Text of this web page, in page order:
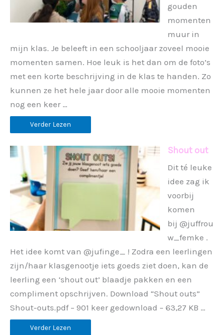
gouden
momenten
muur in
mijn klas. Je beleeft in een schooljaar zoveel mooie
momenten samen. Hoe leuk is het dan om de foto’s
met een korte beschrijving in de klas te handen. Zo
kunnen ze het hele jaar door alle mooie momenten
nog een keer …
Verder Lezen
Shout out
Dit té leuke
idee zag ik
voorbij
komen
bij @juffrou
w_femke .
Het idee komt van @jufinge_ ! Zodra een leerlingen
zijn/haar klasgenootje iets goeds ziet doen, kan de
leerling een ‘shout out’ blaadje pakken en een
compliment opschrijven. Download “Shout outs”
Shout-outs.pdf – 901 keer gedownload – 63,27 KB …
Verder Lezen